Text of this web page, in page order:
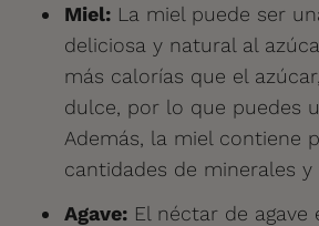
Miel: La miel puede ser
deliciosa y natural al
más calorías que el
dulce, por lo que puedes
Además, la miel contiene
cantidades de minerales y
Agave: El néctar de agave